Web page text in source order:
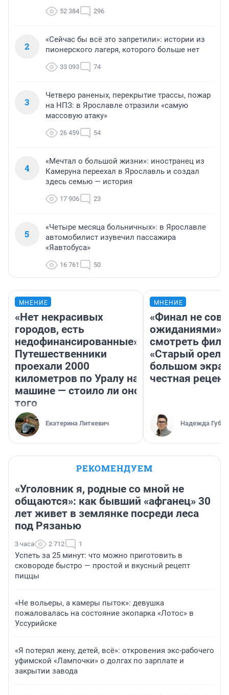
52 384 296
2
«Сейчас бы всё это запретили»: истории из
пионерского лагеря, которого больше нет
33 093 74
3
Четверо раненых, перекрытие трассы, пожар
на НПЗ: в Ярославле отразили «самую
массовую атаку»
26 459 54
4
«Мечтал о большой жизни»: иностранец из
Камеруна переехал в Ярославль и создал
здесь семью — история
17 906 23
5
«Четыре месяца больничных»: в Ярославле
автомобилист изувечил пассажира
«Яавтобуса»
16 761 50
МНЕНИЕ
«Нет некрасивых
городов, есть
недофинансированные».
Путешественники
проехали 2000
километров по Уралу на
машине — стоило ли оно
того
Екатерина Литкевич
МНЕНИЕ
«Финал не
ожиданиями»:
смотреть
«Старый орел»
большом
честная
Надежда
РЕКОМЕНДУЕМ
«Уголовник я, родные со мной не
общаются»: как бывший «афганец» 30
лет живет в землянке посреди леса
под Рязанью
3 часа 2 712 1
Успеть за 25 минут: что можно приготовить в
сковороде быстро — простой и вкусный рецепт
пиццы
«Не вольеры, а камеры пыток»: девушка
пожаловалась на состояние экопарка «Лотос» в
Уссурийске
«Я потерял жену, детей, всё»: откровения экс-рабочего
уфимской «Лампочки» о долгах по зарплате и
закрытии завода